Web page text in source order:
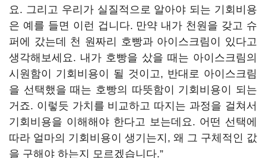
요. 그리고 우리가 실질적으로 알아야 되는 기회비용
은 예를 들면 이런 겁니다. 만약 내가 천원을 갖고 슈
퍼에 갔는데 천 원짜리 호빵과 아이스크림이 있다고
생각해보세요. 내가 호빵을 샀을 때는 아이스크림의
시원함이 기회비용이 될 것이고, 반대로 아이스크림
을 선택했을 때는 호빵의 따뜻함이 기회비용이 되는
거죠. 이렇듯 가치를 비교하고 따지는 과정을 걸쳐서
기회비용을 이해해야 한다고 보는데요. 어떤 선택에
따라 얼마의 기회비용이 생기는지, 왜 그 구체적인 값
을 구해야 하는지 모르겠습니다.”